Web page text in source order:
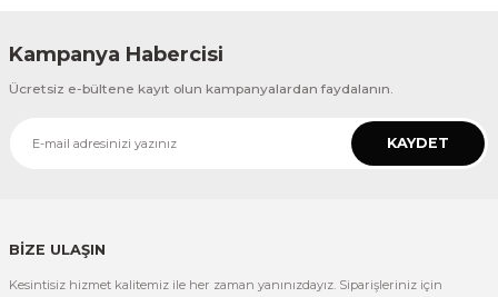
Kampanya Habercisi
Ücretsiz e-bültene kayıt olun kampanyalardan faydalanın.
KAYDET
BİZE ULAŞIN
Kesintisiz hizmet kalitemiz ile her zaman yanınızdayız. Siparişleriniz için